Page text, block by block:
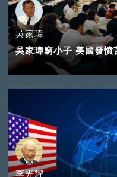
吳家瑋
吳家瑋窮小子 美國發憤
李光耀